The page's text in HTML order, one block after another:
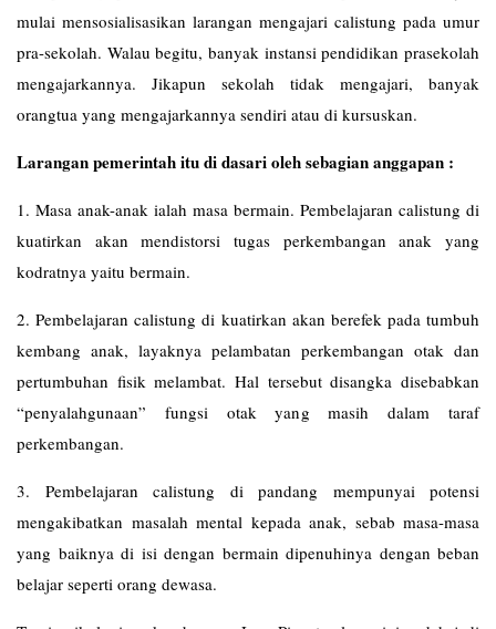
mulai mensosialisasikan larangan mengajari calistung pada umur
pra-sekolah. Walau begitu, banyak instansi pendidikan prasekolah
mengajarkannya. Jikapun sekolah tidak mengajari, banyak
orangtua yang mengajarkannya sendiri atau di kursuskan.
Larangan pemerintah itu di dasari oleh sebagian anggapan :
1. Masa anak-anak ialah masa bermain. Pembelajaran calistung di
kuatirkan akan mendistorsi tugas perkembangan anak yang
kodratnya yaitu bermain.
2. Pembelajaran calistung di kuatirkan akan berefek pada tumbuh
kembang anak, layaknya pelambatan perkembangan otak dan
pertumbuhan fisik melambat. Hal tersebut disangka disebabkan
“penyalahgunaan” fungsi otak yang masih dalam taraf
perkembangan.
3. Pembelajaran calistung di pandang mempunyai potensi
mengakibatkan masalah mental kepada anak, sebab masa-masa
yang baiknya di isi dengan bermain dipenuhinya dengan beban
belajar seperti orang dewasa.